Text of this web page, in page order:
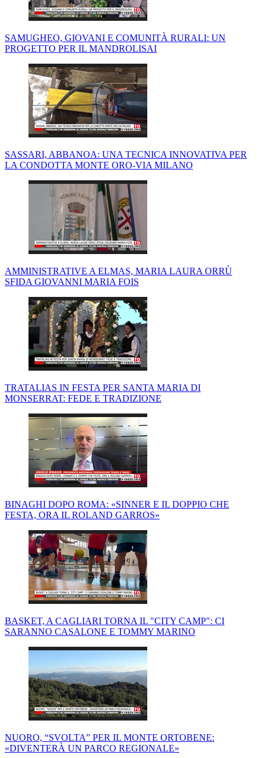
SAMUGHEO, GIOVANI E COMUNITÀ RURALI: UN
PROGETTO PER IL MANDROLISAI
SASSARI, ABBANOA: UNA TECNICA INNOVATIVA PER
LA CONDOTTA MONTE ORO-VIA MILANO
AMMINISTRATIVE A ELMAS, MARIA LAURA ORRÙ
SFIDA GIOVANNI MARIA FOIS
TRATALIAS IN FESTA PER SANTA MARIA DI
MONSERRAT: FEDE E TRADIZIONE
BINAGHI DOPO ROMA: «SINNER E IL DOPPIO CHE
FESTA, ORA IL ROLAND GARROS»
BASKET, A CAGLIARI TORNA IL "CITY CAMP": CI
SARANNO CASALONE E TOMMY MARINO
NUORO, “SVOLTA” PER IL MONTE ORTOBENE:
«DIVENTERÀ UN PARCO REGIONALE»